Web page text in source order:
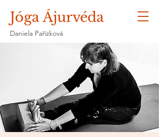
Jóga Ájurvéda
Daniela Pařízková